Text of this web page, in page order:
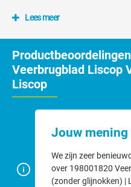
Lees meer
Veerbrugblad Liscop
Liscop
Jouw
We zijn zeer
over 198001820
(zonder glijnokken) |